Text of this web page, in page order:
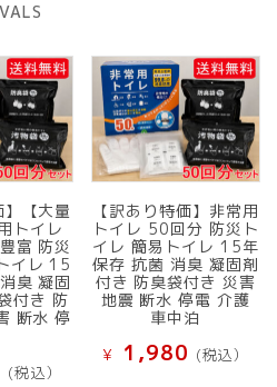
た。
で
す。
】【大量
トイレ
富 防災
イレ 15
臭 凝固
付き 防
断水 停
(税込）
【訳あり特価】非常用
トイレ 50回分 防災ト
イレ 簡易トイレ 15年
保存 抗菌 消臭 凝固剤
付き 防臭袋付き 災害
地震 断水 停電 介護
車中泊
¥ 1,980 (税込）